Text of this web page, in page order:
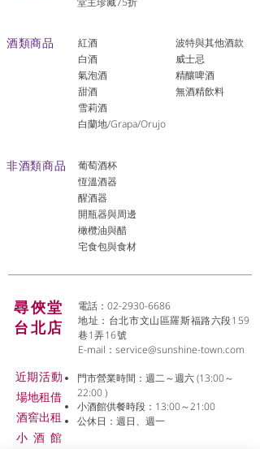
酒類商品
紅酒
白酒
氣泡酒
​甜酒
雪莉酒
白蘭地/Grapa/Orujo
波特與其他酒款
威士忌
精釀啤酒
​無酒精飲料
非酒類商品
葡萄酒杯
恆溫酒器
醒酒器
開瓶器與周邊
橄欖油與醋
宅食包與食材
尋俠堂
台北店
電話：02-2930-6686
地址：台北市文山區羅斯福路六段159
巷1弄16號
E-mail： service@sunshine-town.com
近期活動
場地租借
​酒窖出租
小酒 館
門市營業時間：週二～週六 (13:00～
22:00 )
小酒館供餐時段：13:00～21:00
公休日：週日、週一